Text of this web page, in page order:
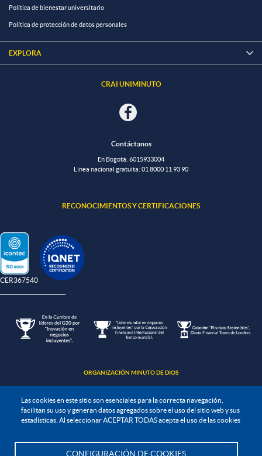
Las cookies en este sitio son esenciales para la correcta navegación,
facilitan su uso y generan datos agregados sobre el uso del sitio web y sus
estadísticas. Al seleccionar ACEPTAR TODAS acepta el uso de las cookies
CONFIGURACIÓN DE COOKIES
Política de bienestar universitario
Política de protección de datos personales
EXPLORA 
CRAI UNIMINUTO
Contáctanos
En Bogotá: 6015933004
Línea nacional gratuita: 01 8000 11 93 90
RECONOCIMIENTOS Y CERTIFICACIONES
CER367540
ORGANIZACIÓN MINUTO DE DIOS
Política de protección de datos